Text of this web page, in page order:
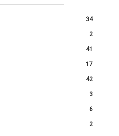
34
2
41
17
42
3
6
2